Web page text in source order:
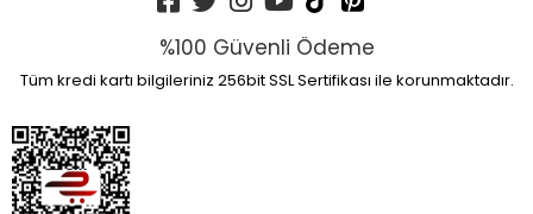
%100 Güvenli Ödeme
Tüm kredi kartı bilgileriniz 256bit SSL Sertifikası ile korunmaktadır.